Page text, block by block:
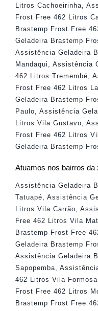
Litros Cachoeirinha
Frost Free 462 Litros
Brastemp Frost Free
Geladeira Brastemp
Assistência Geladeira
Mandaqui
Assistência
462 Litros Tremembé
Frost Free 462 Litros
Geladeira Brastemp
Paulo
Assistência
Litros Vila Gustavo
Frost Free 462 Litros
Geladeira Brastemp
Atuamos nos bairros da
Assistência Geladeira
Tatuapé, Assistência
Litros Vila Carrão,
Free 462 Litros Vila
Brastemp Frost Free
Geladeira Brastemp
Assistência Geladeira
Sapopemba,
462 Litros Vila Formosa
Frost Free 462 Litros
Brastemp Frost Free